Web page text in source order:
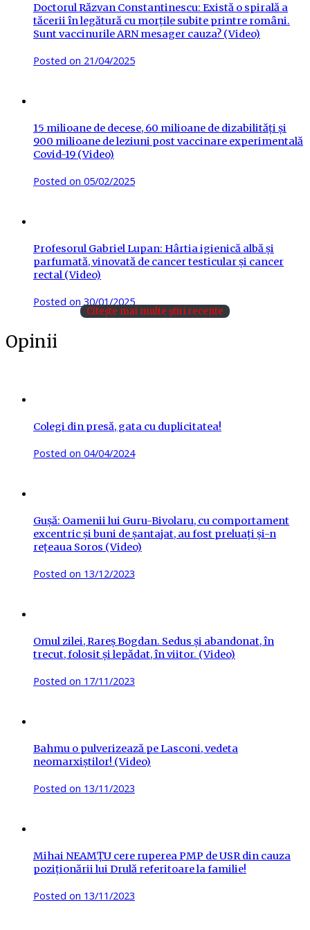
Doctorul Răzvan Constantinescu: Există o spirală a
tăcerii în legătură cu morțile subite printre români.
Sunt vaccinurile ARN mesager cauza? (Video)
Posted on 21/04/2025
15 milioane de decese, 60 milioane de dizabilități și
900 milioane de leziuni post vaccinare experimentală
Covid-19 (Video)
Posted on 05/02/2025
Profesorul Gabriel Lupan: Hârtia igienică albă și
parfumată, vinovată de cancer testicular și cancer
rectal (Video)
Posted on30/01/2025
Citește mai multe știri recente
Opinii
Colegi din presă, gata cu duplicitatea!
Posted on 04/04/2024
Gușă: Oamenii lui Guru-Bivolaru, cu comportament
excentric și buni de șantajat, au fost preluați și-n
rețeaua Soros (Video)
Posted on 13/12/2023
Omul zilei, Rareș Bogdan. Sedus și abandonat, în
trecut, folosit și lepădat, în viitor. (Video)
Posted on 17/11/2023
Bahmu o pulverizează pe Lasconi, vedeta
neomarxiștilor! (Video)
Posted on 13/11/2023
Mihai NEAMȚU cere ruperea PMP de USR din cauza
poziționării lui Drulă referitoare la familie!
Posted on 13/11/2023